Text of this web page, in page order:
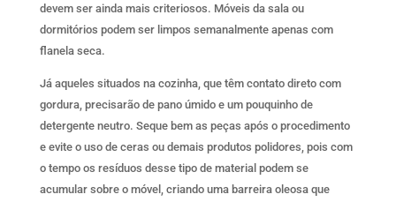
devem ser ainda mais criteriosos. Móveis da sala ou
dormitórios podem ser limpos semanalmente apenas com
flanela seca.
Já aqueles situados na cozinha, que têm contato direto com
gordura, precisarão de pano úmido e um pouquinho de
detergente neutro. Seque bem as peças após o procedimento
e evite o uso de ceras ou demais produtos polidores, pois com
o tempo os resíduos desse tipo de material podem se
acumular sobre o móvel, criando uma barreira oleosa que